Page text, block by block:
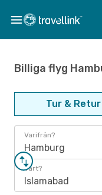
Billiga flyg
Tur & Retur
Varifrån?
Hamburg
Vart?
Islamabad